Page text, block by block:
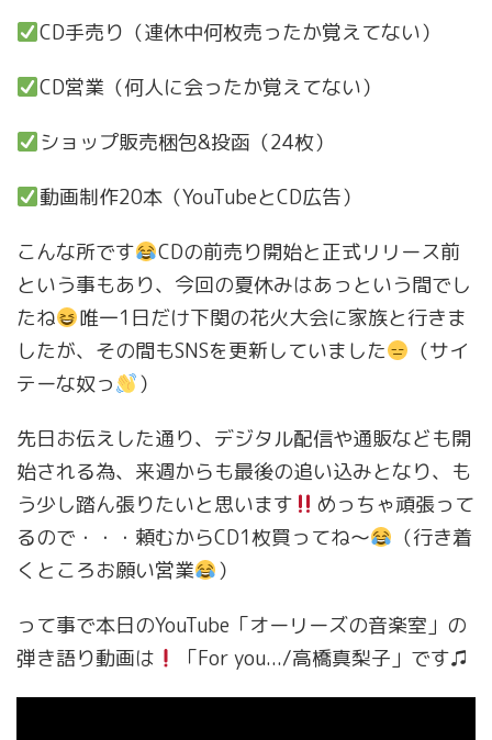
CD手売り（連休中何枚売ったか覚えてない）
CD営業（何人に会ったか覚えてない）
ショップ販売梱包&投函（24枚）
動画制作20本（YouTubeとCD広告）
こんな所です
CDの前売り開始と正式リリース前
という事もあり、今回の夏休みはあっという間でし
たね
唯一1日だけ下関の花火大会に家族と行きま
したが、その間もSNSを更新していました
（サイ
テーな奴っ
）
先日お伝えした通り、デジタル配信や通販なども開
始される為、来週からも最後の追い込みとなり、も
う少し踏ん張りたいと思います
めっちゃ頑張って
るので・・・頼むからCD1枚買ってね〜
（行き着
くところお願い営業
）
って事で本日のYouTube「オーリーズの音楽室」の
弾き語り動画は
「For you.../高橋真梨子」です♫